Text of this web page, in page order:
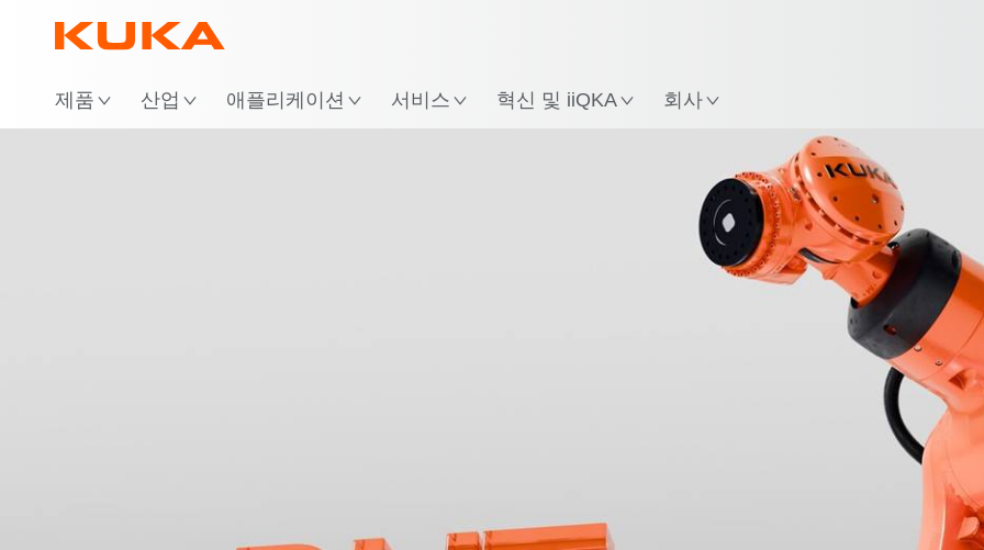
제품 산업 애플리케이션 서비스 혁신 및 iiQKA 회사